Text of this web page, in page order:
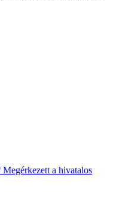
a hivatalos